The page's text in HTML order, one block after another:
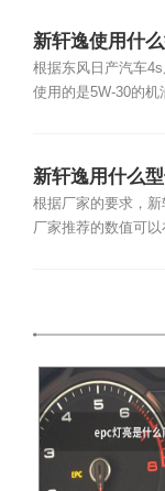
新轩逸使用什
根据东风日产汽车
使用的是5W-30的机
新轩逸用什么
根据厂家的要求，新
厂家推荐的数值可